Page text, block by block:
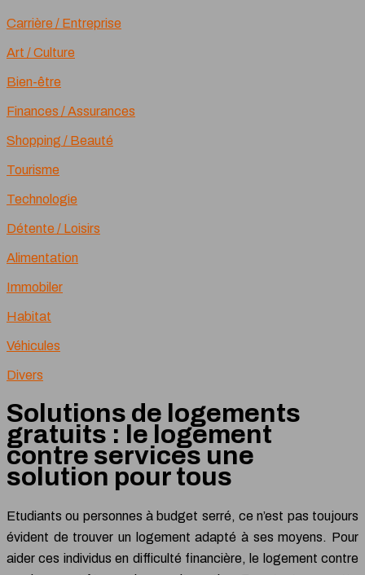
Carrière / Entreprise
Art / Culture
Bien-être
Finances / Assurances
Shopping / Beauté
Tourisme
Technologie
Détente / Loisirs
Alimentation
Immobiler
Habitat
Véhicules
Divers
Solutions de logements
gratuits : le logement
contre services une
solution pour tous
Etudiants ou personnes à budget serré, ce n’est pas toujours
évident de trouver un logement adapté à ses moyens. Pour
aider ces individus en difficulté financière, le logement contre